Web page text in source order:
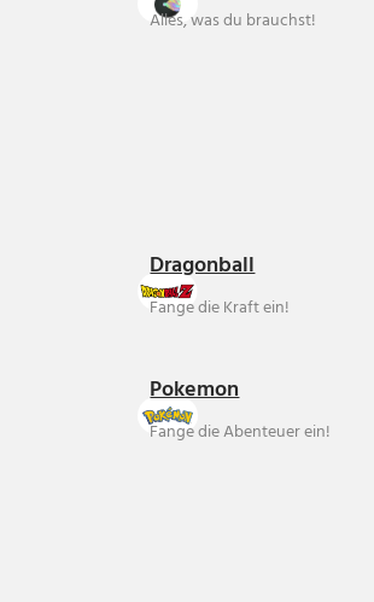
Alles, was du brauchst!
Dragonball
Fange die Kraft ein!
Pokemon
Fange die Abenteuer ein!